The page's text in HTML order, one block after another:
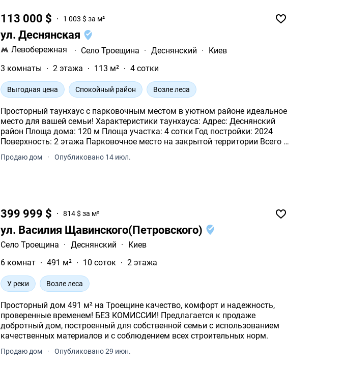
113 000 $ 1 003 $ за м²
ул. Деснянская
Левобережная · Село Троещина · Деснянский ·
Киев
3 комнаты
2 этажа 113 м² 4 сотки
Выгодная цена Спокойный район Возле леса
Просторный таунхаус с парковочным местом в уютном районе идеальное
место для вашей семьи! Характеристики таунхауса: Адрес: Деснянский
район Площа дома: 120 м Площа участка: 4 сотки Год постройки: 2024
Поверхность: 2 этажа Парковочное место на закрытой территории Всего в
700 метрах от обустр.
Продаю дом · Опубликовано 14 июл.
399 999 $ 814 $ за м²
ул. Василия Щавинского(Петровского)
Село Троещина · Деснянский ·
Киев
6 комнат
491 м² 10 соток 2 этажа
У реки Возле леса
Просторный дом 491 м² на Троещине качество, комфорт и надежность,
проверенные временем! БЕЗ КОМИССИИ! Предлагается к продаже
добротный дом, построенный для собственной семьи с использованием
качественных материалов и с соблюдением всех строительных норм.
Продаю дом · Опубликовано 29 июн.